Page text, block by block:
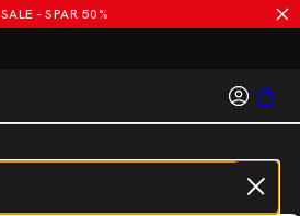
SALE - SPAR 50%